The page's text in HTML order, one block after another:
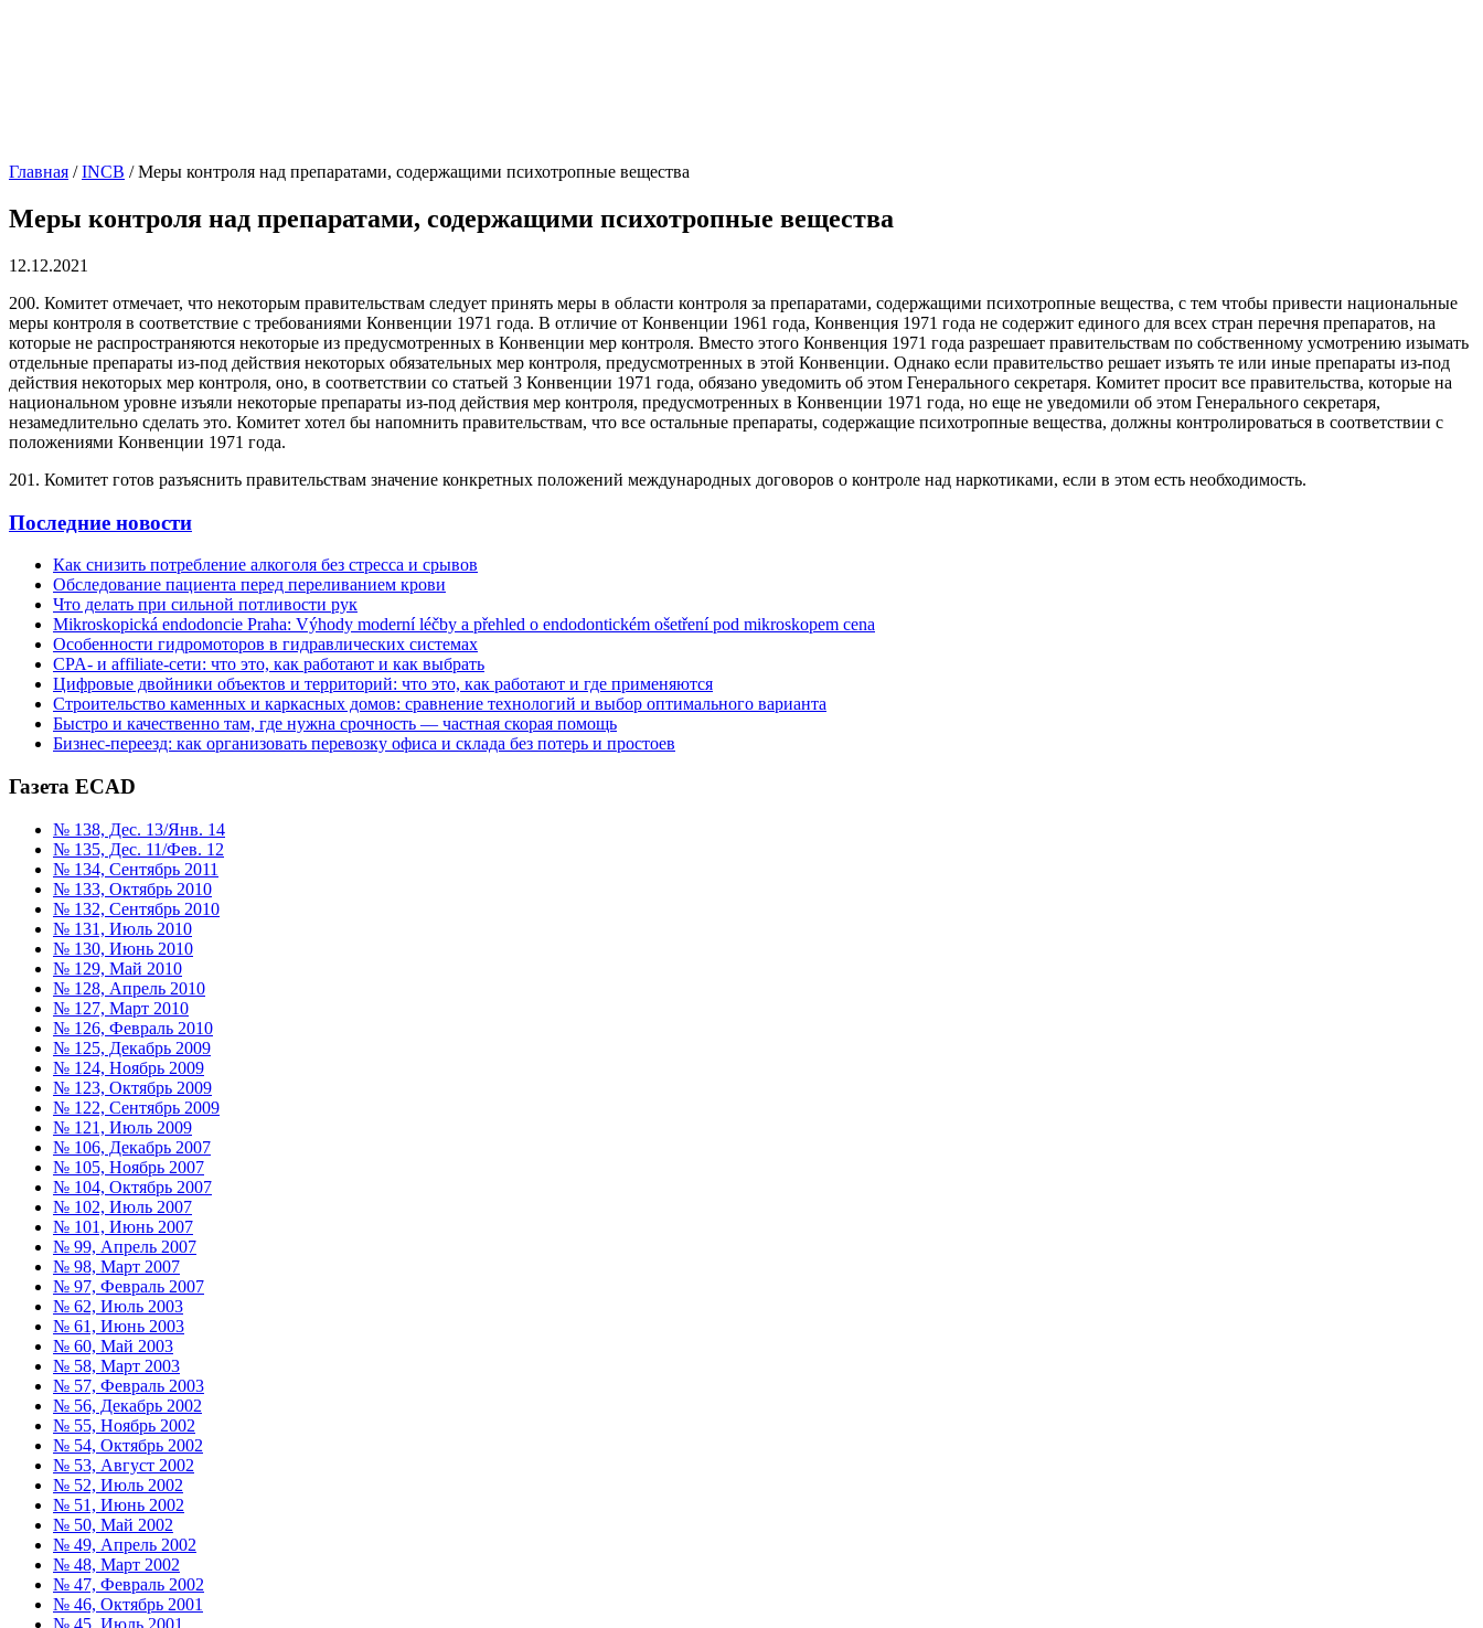
Главная /INCB /Меры контроля над препаратами, содержащими психотропные вещества
Меры контроля над препаратами, содержащими психотропные вещества
12.12.2021
200. Комитет отмечает, что некоторым правительствам следует принять меры в области контроля за препаратами, содержащими психотропные вещества, с тем чтобы привести национальные
меры контроля в соответствие с требованиями Конвенции 1971 года. В отличие от Конвенции 1961 года, Конвенция 1971 года не содержит единого для всех стран перечня препаратов, на
которые не распространяются некоторые из предусмотренных в Конвенции мер контроля. Вместо этого Конвенция 1971 года разрешает правительствам по собственному усмотрению изымать
отдельные препараты из-под действия некоторых обязательных мер контроля, предусмотренных в этой Конвенции. Однако если правительство решает изъять те или иные препараты из-под
действия некоторых мер контроля, оно, в соответствии со статьей 3 Конвенции 1971 года, обязано уведомить об этом Генерального секретаря. Комитет просит все правительства, которые на
национальном уровне изъяли некоторые препараты из-под действия мер контроля, предусмотренных в Конвенции 1971 года, но еще не уведомили об этом Генерального секретаря,
незамедлительно сделать это. Комитет хотел бы напомнить правительствам, что все остальные препараты, содержащие психотропные вещества, должны контролироваться в соответствии с
положениями Конвенции 1971 года.
201. Комитет готов разъяснить правительствам значение конкретных положений международных договоров о контроле над наркотиками, если в этом есть необходимость.
Последние новости
Как снизить потребление алкоголя без стресса и срывов
Обследование пациента перед переливанием крови
Что делать при сильной потливости рук
Mikroskopická endodoncie Praha: Výhody moderní léčby a přehled o endodontickém ošetření pod mikroskopem cena
Особенности гидромоторов в гидравлических системах
CPA- и affiliate-сети: что это, как работают и как выбрать
Цифровые двойники объектов и территорий: что это, как работают и где применяются
Строительство каменных и каркасных домов: сравнение технологий и выбор оптимального варианта
Быстро и качественно там, где нужна срочность — частная скорая помощь
Бизнес-переезд: как организовать перевозку офиса и склада без потерь и простоев
Газета ECAD
№ 138, Дес. 13/Янв. 14
№ 135, Дес. 11/Фев. 12
№ 134, Сентябрь 2011
№ 133, Октябрь 2010
№ 132, Сентябрь 2010
№ 131, Июль 2010
№ 130, Июнь 2010
№ 129, Май 2010
№ 128, Апрель 2010
№ 127, Март 2010
№ 126, Февраль 2010
№ 125, Декабрь 2009
№ 124, Ноябрь 2009
№ 123, Октябрь 2009
№ 122, Сентябрь 2009
№ 121, Июль 2009
№ 106, Декабрь 2007
№ 105, Ноябрь 2007
№ 104, Октябрь 2007
№ 102, Июль 2007
№ 101, Июнь 2007
№ 99, Апрель 2007
№ 98, Март 2007
№ 97, Февраль 2007
№ 62, Июль 2003
№ 61, Июнь 2003
№ 60, Май 2003
№ 58, Март 2003
№ 57, Февраль 2003
№ 56, Декабрь 2002
№ 55, Ноябрь 2002
№ 54, Октябрь 2002
№ 53, Август 2002
№ 52, Июль 2002
№ 51, Июнь 2002
№ 50, Май 2002
№ 49, Апрель 2002
№ 48, Март 2002
№ 47, Февраль 2002
№ 46, Октябрь 2001
№ 45, Июль 2001